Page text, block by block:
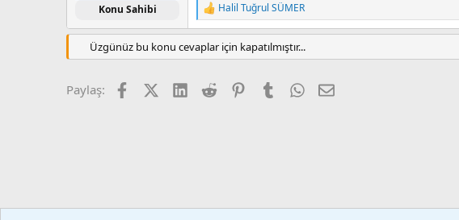
Konu Sahibi
T
e
p
k
e
Halil Tuğrul SÜMER
Üzgünüz bu konu cevaplar için kapatılmıştır...
Paylaş: FacebookX (Twitter)
LinkedInReddit PinterestTumblrWhatsApp
E-posta